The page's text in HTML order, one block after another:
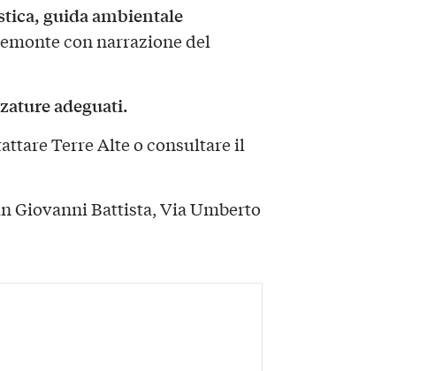
guida ambientale
con narrazione del
adeguati.
Terre Alte o consultare il
Giovanni Battista, Via Umberto